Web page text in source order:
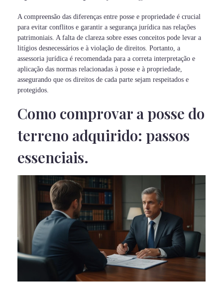
A compreensão das diferenças entre posse e propriedade é crucial
para evitar conflitos e garantir a segurança jurídica nas relações
patrimoniais. A falta de clareza sobre esses conceitos pode levar a
litígios desnecessários e à violação de direitos. Portanto, a
assessoria jurídica é recomendada para a correta interpretação e
aplicação das normas relacionadas à posse e à propriedade,
assegurando que os direitos de cada parte sejam respeitados e
protegidos.
Como comprovar a posse do
terreno adquirido: passos
essenciais.